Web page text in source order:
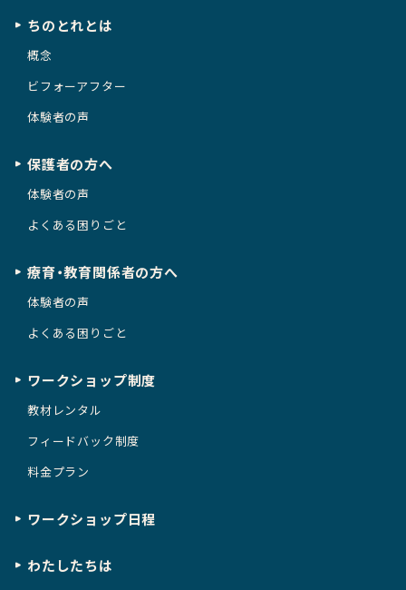
ちのとれとは
概念
ビフォーアフター
体験者の声
保護者の方へ
体験者の声
よくある困りごと
療育・教育関係者の方へ
体験者の声
よくある困りごと
ワークショップ制度
教材レンタル
フィードバック制度
料金プラン
ワークショップ日程
わたしたちは